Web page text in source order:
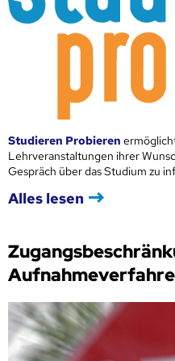
Studieren Probieren
Lehrveranstaltungen ihrer
Gespräch über das Studium zu
Alles lesen